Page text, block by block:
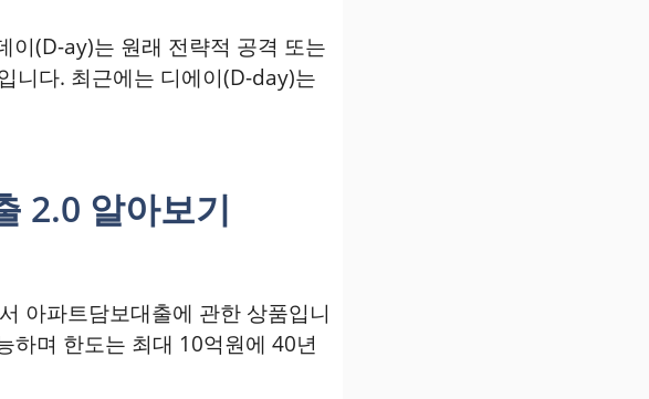
(D-ay)는 원래 전략적 공격 또는
니다. 최근에는 디에이(D-day)는
2.0 알아보기
아파트담보대출에 관한 상품입니
하며 한도는 최대 10억원에 40년